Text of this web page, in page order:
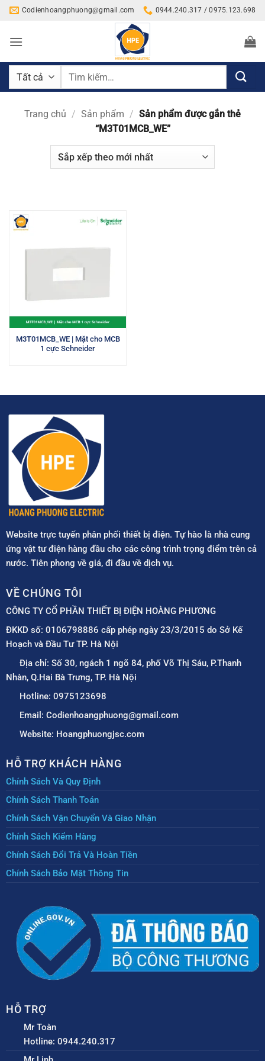
Bỏ
nội
Codienhoangphuong@gmail.com 0944.240.317 / 0975.123.698
Tìm
Trang chủ / Sản phẩm / Sản phẩm được gắn thẻ
“M3T01MCB_WE”
M3T01MCB_WE | Mặt cho MCB
1 cực Schneider
Website trực tuyến phân phối thiết bị điện. Tự hào là nhà cung
ứng vật tư điện hàng đầu cho các công trình trọng điểm trên cả
nước. Tiên phong về giá, đi đầu về dịch vụ.
VỀ CHÚNG TÔI
CÔNG TY CỔ PHẦN THIẾT BỊ ĐIỆN HOÀNG PHƯƠNG
ĐKKD số: 0106798886 cấp phép ngày 23/3/2015 do Sở Kế
Hoạch và Đầu Tư TP. Hà Nội
Địa chỉ: Số 30, ngách 1 ngõ 84, phố Võ Thị Sáu, P.Thanh
Nhàn, Q.Hai Bà Trưng, TP. Hà Nội
Hotline: 0975123698
Email: Codienhoangphuong@gmail.com
Website: Hoangphuongjsc.com
HỖ TRỢ KHÁCH HÀNG
Chính Sách Và Quy Định
Chính Sách Thanh Toán
Chính Sách Vận Chuyển Và Giao Nhận
Chính Sách Kiểm Hàng
Chính Sách Đổi Trả Và Hoàn Tiền
Chính Sách Bảo Mật Thông Tin
HỖ TRỢ
Mr Toàn
Hotline: 0944.240.317